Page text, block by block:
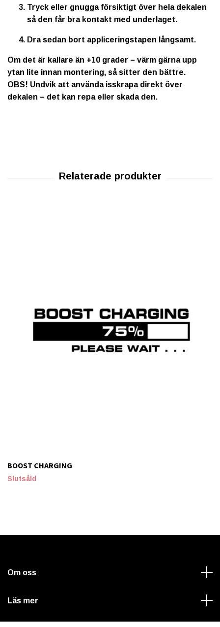
Tryck eller gnugga försiktigt över hela dekalen
så den får bra kontakt med underlaget.
Dra sedan bort appliceringstapen långsamt.
Om det är kallare än +10 grader – värm gärna upp
ytan lite innan montering, så sitter den bättre.
OBS! Undvik att använda isskrapa direkt över
dekalen – det kan repa eller skada den.
BOOST CHARGING
Slutsåld
Om oss
Läs mer